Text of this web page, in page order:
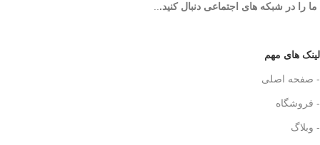
ما را در شبکه های اجتماعی دنبال کنید.
لینک های مهم
- صفحه اصلی
- فروشگاه
- وبلاگ